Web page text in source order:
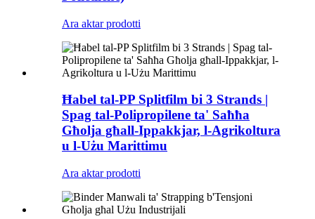
Ara aktar prodotti
Ħabel tal-PP Splitfilm bi 3 Strands |
Spag tal-Polipropilene ta' Saħħa
Għolja għall-Ippakkjar, l-Agrikoltura
u l-Użu Marittimu
Ara aktar prodotti